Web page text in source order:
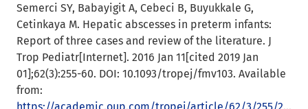
Semerci SY, Babayigit A, Cebeci B, Buyukkale G,
Cetinkaya M. Hepatic abscesses in preterm infants:
Report of three cases and review of the literature. J
Trop Pediatr[Internet]. 2016 Jan 11[cited 2019 Jan
01];62(3):255-60. DOI: 10.1093/tropej/fmv103. Available
from: